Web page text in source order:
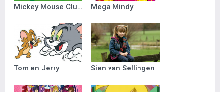
Mickey Mouse Clubhuis Mega Mindy
Tom en Jerry Sien van Sellingen